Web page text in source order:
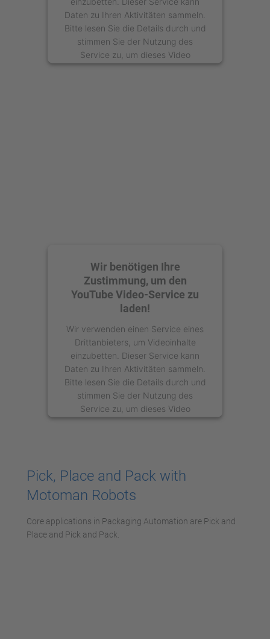
Daten zu Ihren Aktivitäten sammeln.
Bitte lesen Sie die Details durch und
stimmen Sie der Nutzung des
Service zu, um dieses Video
anzusehen.
Wir benötigen Ihre
Zustimmung, um den
YouTube Video-Service zu
laden!
Wir verwenden einen Service eines
Drittanbieters, um Videoinhalte
einzubetten. Dieser Service kann
Daten zu Ihren Aktivitäten sammeln.
Bitte lesen Sie die Details durch und
stimmen Sie der Nutzung des
Service zu, um dieses Video
anzusehen.
Management Platform
Pick, Place and Pack with
Motoman Robots
Core applications in Packaging Automation are Pick and
Place and Pick and Pack.